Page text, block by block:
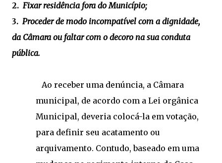
2. Fixar residência fora do Município;
3. Proceder de modo incompatível com a dignidade,
da Câmara ou faltar com o decoro na sua conduta
pública.
Ao receber uma denúncia, a Câmara
municipal, de acordo com a Lei orgânica
Municipal, deveria colocá-la em votação,
para definir seu acatamento ou
arquivamento. Contudo, baseado em uma